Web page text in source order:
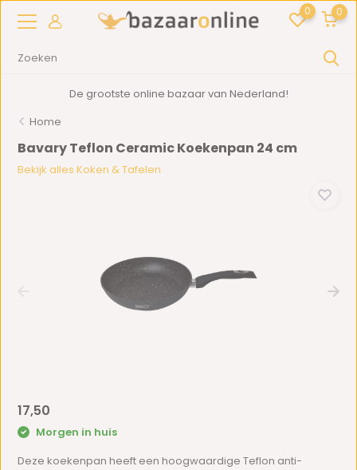
0 0
De grootste online bazaar van Nederland!
Home
Bavary Teflon Ceramic Koekenpan 24 cm
Bekijk alles Koken & Tafelen
17,50
Morgen in huis
Deze koekenpan heeft een hoogwaardige Teflon anti-